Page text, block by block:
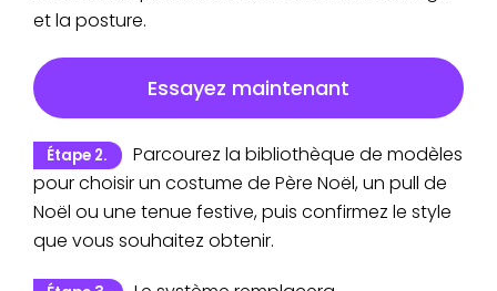
et la posture.
Essayez maintenant
Étape 2.
Parcourez la bibliothèque de modèles
pour choisir un costume de Père Noël, un pull de
Noël ou une tenue festive, puis confirmez le style
que vous souhaitez obtenir.